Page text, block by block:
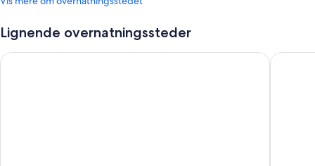
Lignende overnatningssteder
Scandic Spectrum Tivoli